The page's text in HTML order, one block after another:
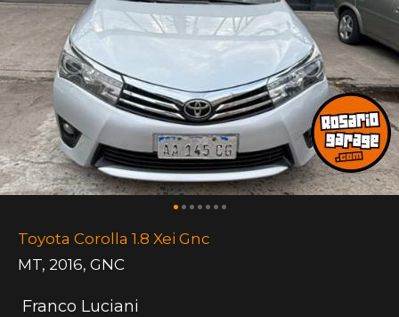
Toyota Corolla 1.8 Xei Gnc
MT, 2016, GNC
Franco Luciani